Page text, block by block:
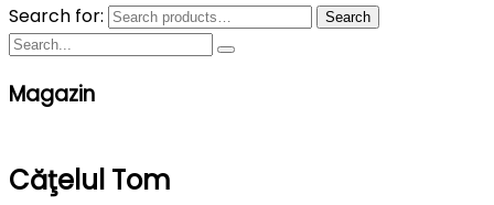
Search for: Search
Magazin
Căţelul Tom